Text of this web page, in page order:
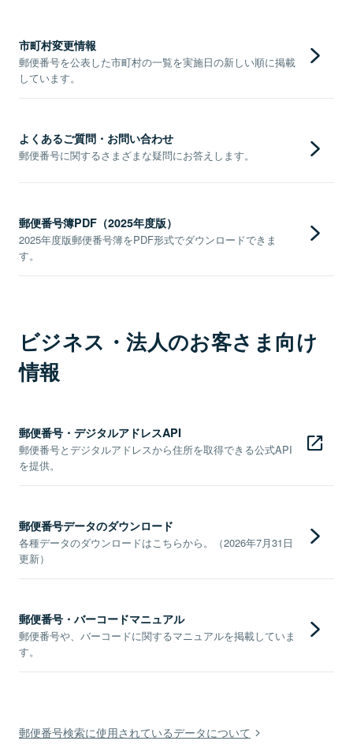
市町村変更情報
郵便番号を公表した市町村の一覧を実施日の新しい順に掲載
しています。
よくあるご質問・お問い合わせ
郵便番号に関するさまざまな疑問にお答えします。
郵便番号簿PDF（2025年度版）
2025年度版郵便番号簿をPDF形式でダウンロードできま
す。
ビジネス・法人のお客さま向け
情報
郵便番号・デジタルアドレスAPI
郵便番号とデジタルアドレスから住所を取得できる公式API
を提供。
郵便番号データのダウンロード
各種データのダウンロードはこちらから。（2026年7月31日
更新）
郵便番号・バーコードマニュアル
郵便番号や、バーコードに関するマニュアルを掲載していま
す。
郵便番号検索に使用されているデータについて